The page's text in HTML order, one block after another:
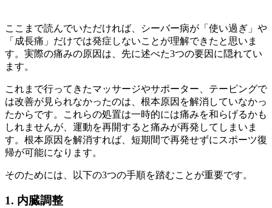
ここまで読んでいただければ、シーバー病が「使い過ぎ」や
「成長痛」だけでは発症しないことが理解できたと思いま
す。実際の痛みの原因は、先に述べた3つの要因に隠れてい
ます。
これまで行ってきたマッサージやサポーター、テーピングで
は改善が見られなかったのは、根本原因を解消していなかっ
たからです。これらの処置は一時的には痛みを和らげるかも
しれませんが、運動を再開すると痛みが再発してしまいま
す。根本原因を解消すれば、短期間で再発せずにスポーツ復
帰が可能になります。
そのためには、以下の3つの手順を踏むことが重要です。
1. 内臓調整